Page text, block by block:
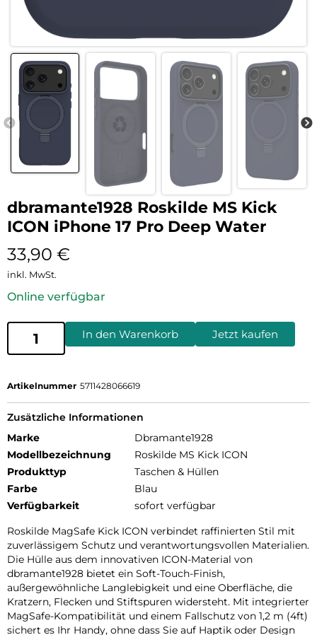
dbramante1928 Roskilde MS Kick
ICON iPhone 17 Pro Deep Water
33,90 €
inkl. MwSt.
Online verfügbar
In den Warenkorb Jetzt kaufen
Artikelnummer 5711428066619
Zusätzliche Informationen
Marke
Dbramante1928
Modellbezeichnung
Roskilde MS Kick ICON
Produkttyp
Taschen & Hüllen
Farbe
Blau
Verfügbarkeit
sofort verfügbar
Roskilde MagSafe Kick ICON verbindet raffinierten Stil mit
zuverlässigem Schutz und verantwortungsvollen Materialien.
Die Hülle aus dem innovativen ICON-Material von
dbramante1928 bietet ein Soft-Touch-Finish,
außergewöhnliche Langlebigkeit und eine Oberfläche, die
Kratzern, Flecken und Stiftspuren widersteht. Mit integrierter
MagSafe-Kompatibilität und einem Fallschutz von 1,2 m (4ft)
sichert es Ihr Handy, ohne dass Sie auf Haptik oder Design